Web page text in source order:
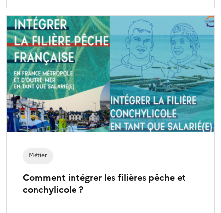
Comment intégrer les filières pêche et
conchylicole ?
Métier